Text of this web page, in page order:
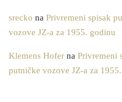
srecko na Privremeni spisak
vozove JZ-a za 1955. godinu
Klemens Hofer na Privremeni
putničke vozove JZ-a za